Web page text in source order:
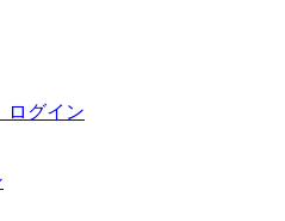
ログイン